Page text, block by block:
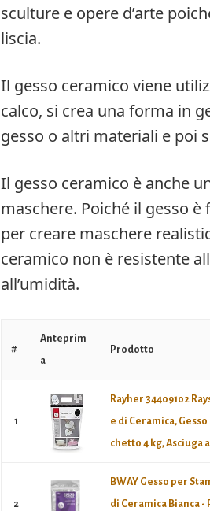
sculture e opere d’arte
liscia.
Il gesso ceramico viene
calco, si crea una forma in
gesso o altri materiali e poi
Il gesso ceramico è anche
maschere. Poiché il gesso
per creare maschere
ceramico non è resistente
all’umidità.
#
Anteprim
a
Prodotto
1
Rayher 34409102
e di Ceramica, Gesso
chetto 4 kg, Asciuga
2
BWAY Gesso per
di Ceramica Bianca -